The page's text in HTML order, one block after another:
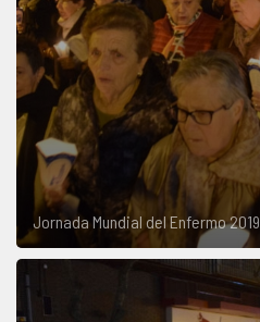
Jornada Mundial del Enfermo 2019